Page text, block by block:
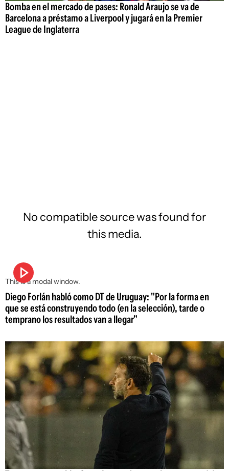
Bomba en el mercado de pases: Ronald Araujo se va de
Barcelona a préstamo a Liverpool y jugará en la Premier
League de Inglaterra
This is a modal window.
No compatible source was found for
this media.
Diego Forlán habló como DT de Uruguay: "Por la forma en
que se está construyendo todo (en la selección), tarde o
temprano los resultados van a llegar"